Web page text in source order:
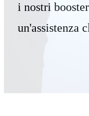
i nostri
un'assistenza